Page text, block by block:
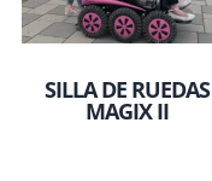
SILLA DE RUEDAS
MAGIX II